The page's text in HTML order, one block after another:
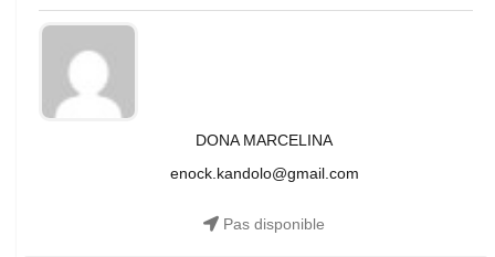
DONA MARCELINA
enock.kandolo@gmail.com
Pas disponible